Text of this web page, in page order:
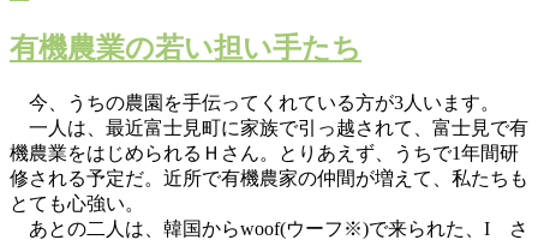
有機農業の若い担い手たち
今、うちの農園を手伝ってくれている方が3人います。
一人は、最近富士見町に家族で引っ越されて、富士見で有
機農業をはじめられるＨさん。とりあえず、うちで1年間研
修される予定だ。近所で有機農家の仲間が増えて、私たちも
とても心強い。
あとの二人は、韓国からwoof(ウーフ※)で来られた、I さ